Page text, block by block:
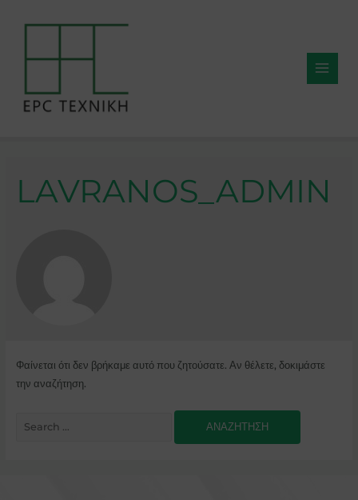
LAVRANOS_ADMIN
Φαίνεται ότι δεν βρήκαμε αυτό που ζητούσατε. Αν θέλετε, δοκιμάστε
την αναζήτηση.